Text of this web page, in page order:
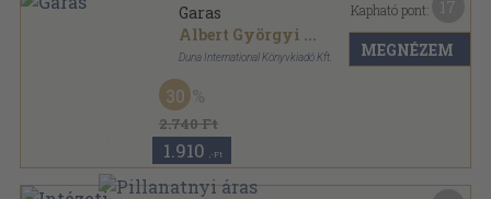
Garas
Albert Györgyi ...
Duna International Könyvkiadó Kft.
Fűzött kemény papírkötés
A nemzet színészei sorozat
2.740 Ft
30
1.910 ,-Ft
Kapható pont:
MEGNÉZEM